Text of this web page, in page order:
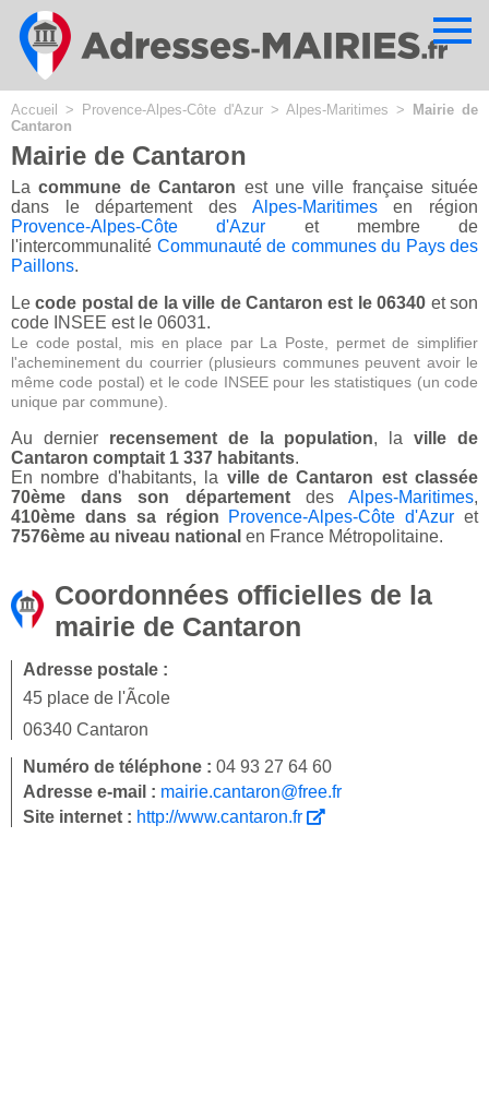
Accueil > Provence-Alpes-Côte d'Azur > Alpes-Maritimes >
Mairie de
Cantaron
Mairie de Cantaron
Lacommune de Cantaron est une ville française située
dans le département des Alpes-Maritimesen région
Provence-Alpes-Côte d'Azur et membre de
l'intercommunalité Communauté de communes du Pays des
Paillons.
Lecode postal de la ville de Cantaron est le 06340 et son
code INSEE est le 06031.
Le code postal, mis en place par La Poste, permet de simplifier
l'acheminement du courrier (plusieurs communes peuvent avoir le
même code postal) et le code INSEE pour les statistiques (un code
unique par commune).
Au dernier recensement de la population, laville de
Cantaron comptait 1 337 habitants.
En nombre d'habitants, la ville de Cantaron est classée
70ème dans son départementdesAlpes-Maritimes,
410ème dans sa région
Provence-Alpes-Côte d'Azur et
7576ème au niveau national en France Métropolitaine.
Coordonnées officielles de la
mairie de Cantaron
Adresse postale :
45 place de l'Ãcole
06340 Cantaron
Numéro de téléphone : 04 93 27 64 60
Adresse e-mail : mairie.cantaron@free.fr
Site internet : http://www.cantaron.fr
Cookies management panel